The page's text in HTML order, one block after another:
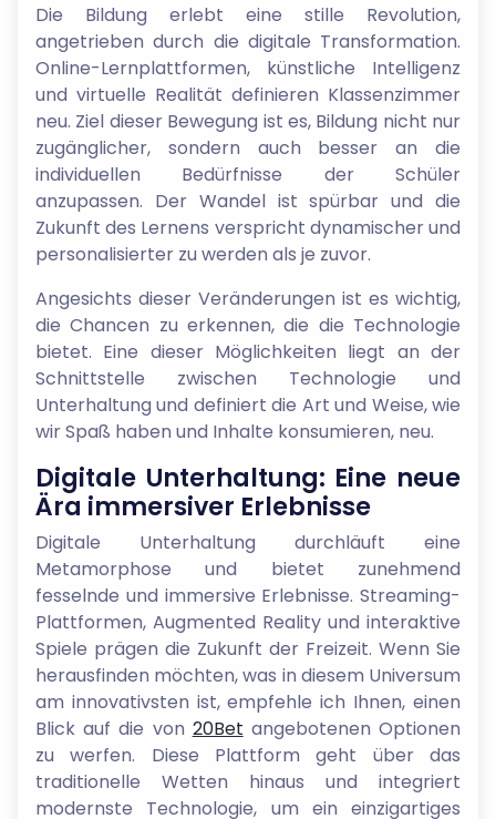
Die Bildung erlebt eine stille Revolution,
angetrieben durch die digitale Transformation.
Online-Lernplattformen, künstliche Intelligenz
und virtuelle Realität definieren Klassenzimmer
neu. Ziel dieser Bewegung ist es, Bildung nicht nur
zugänglicher, sondern auch besser an die
individuellen Bedürfnisse der Schüler
anzupassen. Der Wandel ist spürbar und die
Zukunft des Lernens verspricht dynamischer und
personalisierter zu werden als je zuvor.
Angesichts dieser Veränderungen ist es wichtig,
die Chancen zu erkennen, die die Technologie
bietet. Eine dieser Möglichkeiten liegt an der
Schnittstelle zwischen Technologie und
Unterhaltung und definiert die Art und Weise, wie
wir Spaß haben und Inhalte konsumieren, neu.
Digitale Unterhaltung: Eine neue
Ära immersiver Erlebnisse
Digitale Unterhaltung durchläuft eine
Metamorphose und bietet zunehmend
fesselnde und immersive Erlebnisse. Streaming-
Plattformen, Augmented Reality und interaktive
Spiele prägen die Zukunft der Freizeit. Wenn Sie
herausfinden möchten, was in diesem Universum
am innovativsten ist, empfehle ich Ihnen, einen
Blick auf die von 20Bet angebotenen Optionen
zu werfen. Diese Plattform geht über das
traditionelle Wetten hinaus und integriert
modernste Technologie, um ein einzigartiges